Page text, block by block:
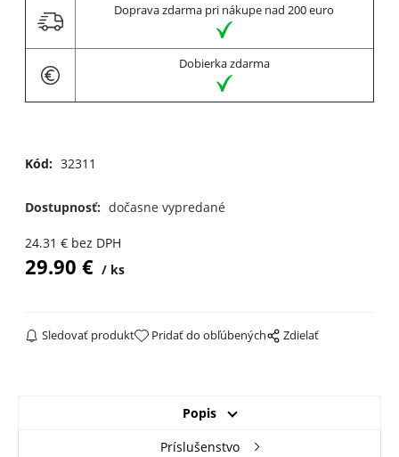
Doprava zdarma pri nákupe nad 200 euro
Dobierka zdarma
Kód: 32311
Dostupnosť: dočasne vypredané
24.31 € bez DPH
29.90 € ks
Sledovať produkt Pridať do obľúbených Zdielať
Popis
Príslušenstvo